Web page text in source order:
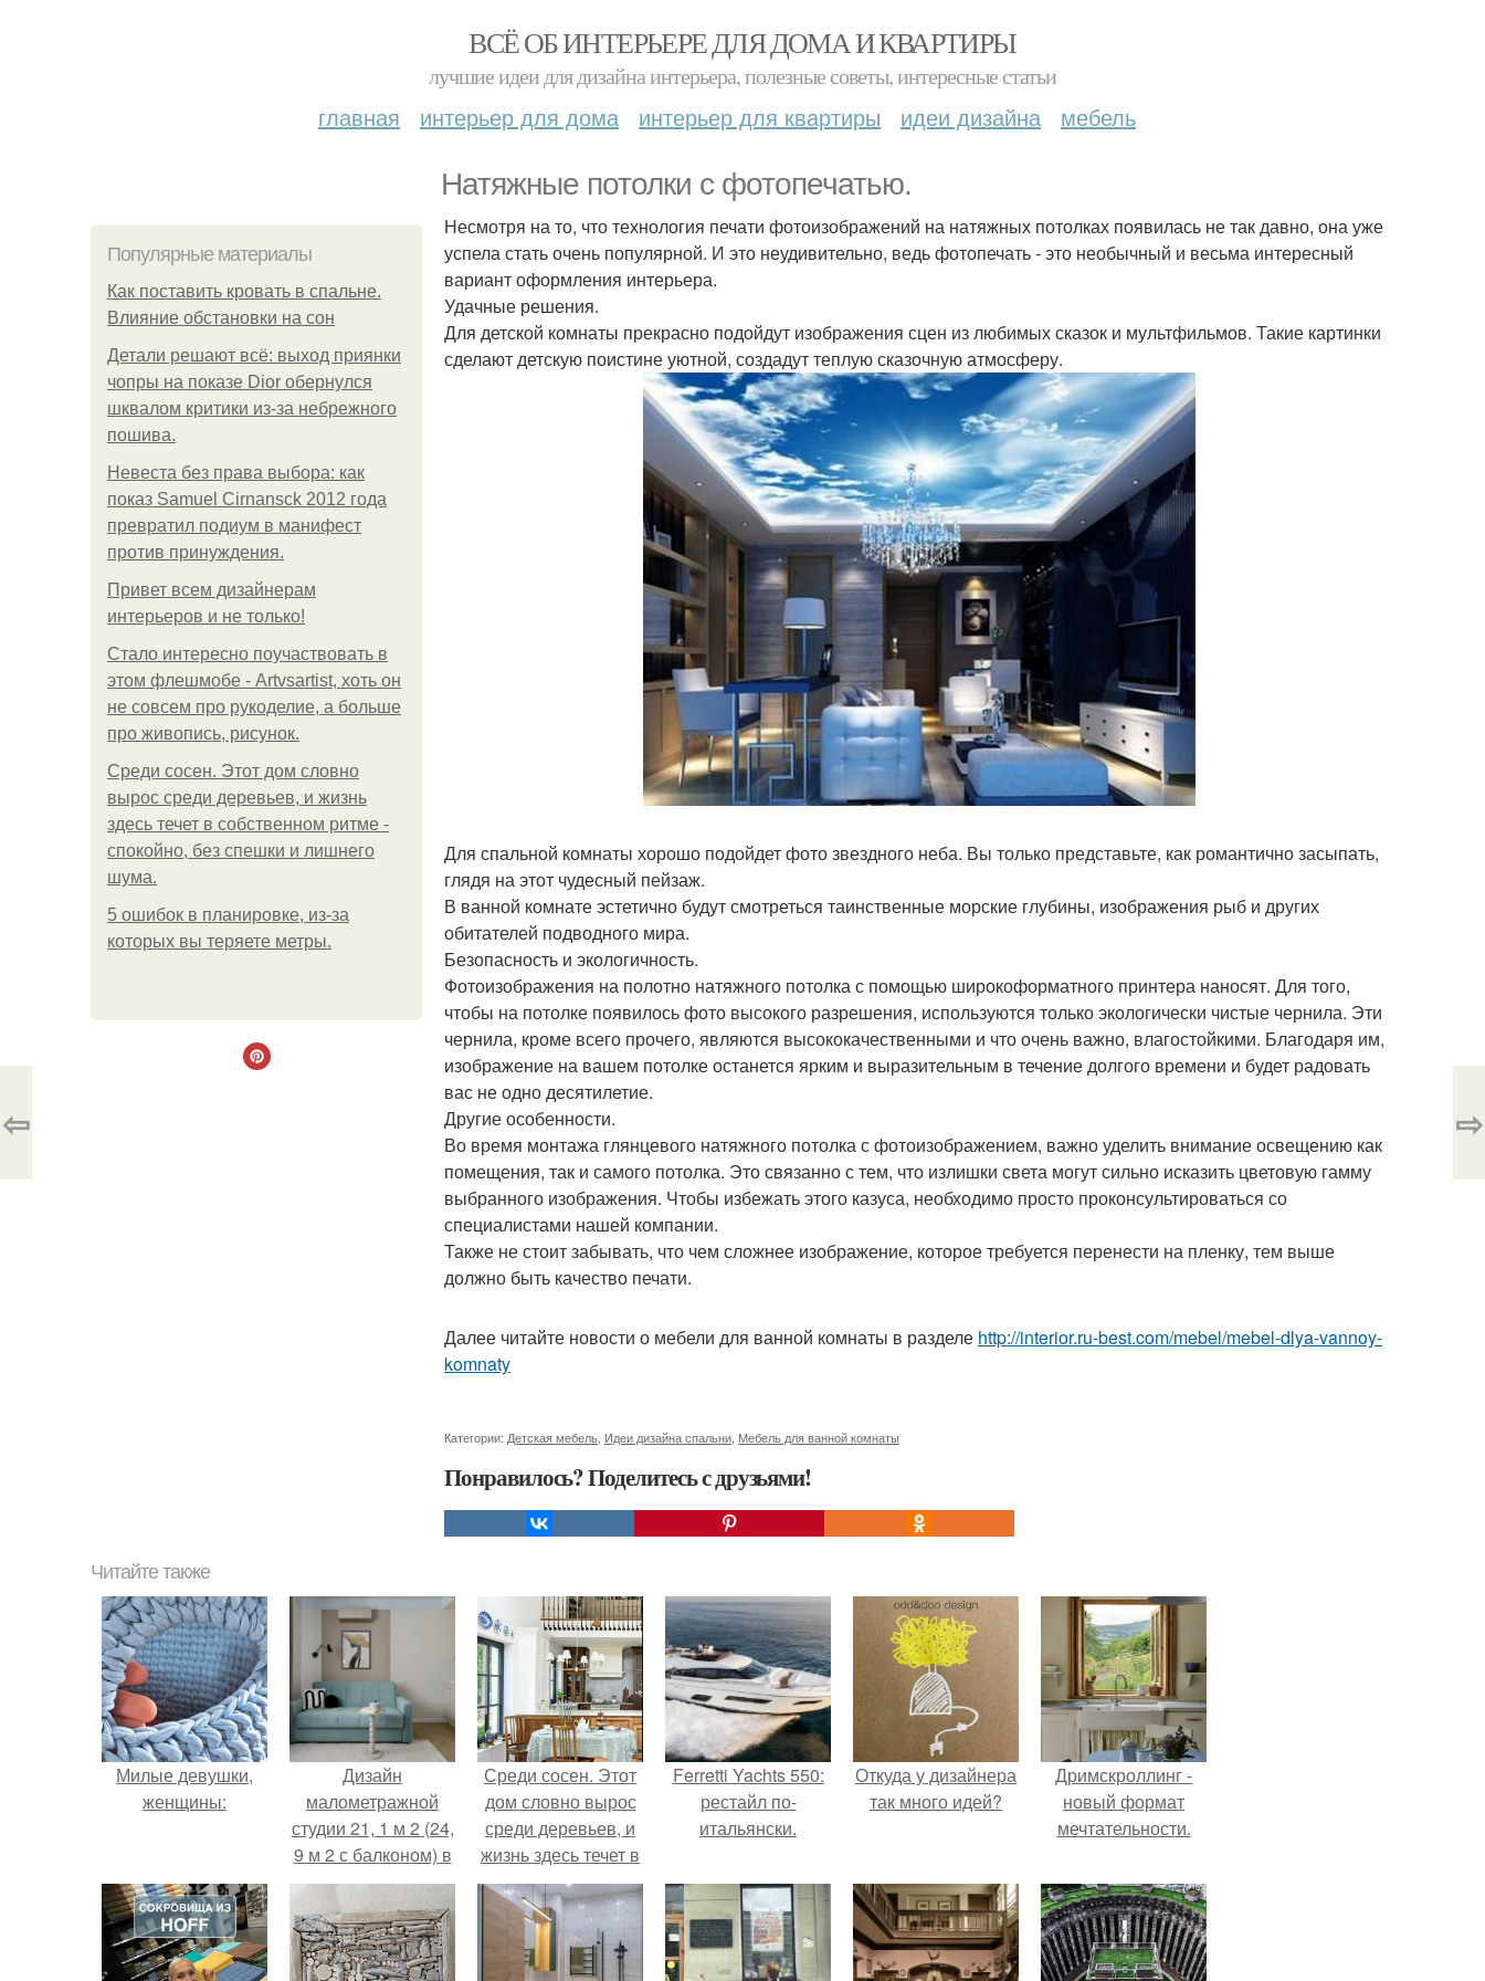
ВСЁ ОБ ИНТЕРЬЕРЕ ДЛЯ ДОМА И КВАРТИРЫ
лучшие идеи для дизайна интерьера, полезные советы, интересные статьи
главная интерьер для дома интерьер для квартиры идеи дизайна мебель
Натяжные потолки с фотопечатью.
Популярные материалы
Как поставить кровать в спальне.
Влияние обстановки на сон
Детали решают всё: выход приянки
чопры на показе Dior обернулся
шквалом критики из-за небрежного
пошива.
Невеста без права выбора: как
показ Samuel Cirnansck 2012 года
превратил подиум в манифест
против принуждения.
Привет всем дизайнерам
интерьеров и не только!
Стало интересно поучаствовать в
этом флешмобе - Artvsartist, хоть он
не совсем про рукоделие, а больше
про живопись, рисунок.
Среди сосен. Этот дом словно
вырос среди деревьев, и жизнь
здесь течет в собственном ритме -
спокойно, без спешки и лишнего
шума.
5 ошибок в планировке, из-за
которых вы теряете метры.
Несмотря на то, что технология печати фотоизображений на натяжных потолках появилась не так давно, она уже
успела стать очень популярной. И это неудивительно, ведь фотопечать - это необычный и весьма интересный
вариант оформления интерьера.
Удачные решения.
Для детской комнаты прекрасно подойдут изображения сцен из любимых сказок и мультфильмов. Такие картинки
сделают детскую поистине уютной, создадут теплую сказочную атмосферу.
Для спальной комнаты хорошо подойдет фото звездного неба. Вы только представьте, как романтично засыпать,
глядя на этот чудесный пейзаж.
В ванной комнате эстетично будут смотреться таинственные морские глубины, изображения рыб и других
обитателей подводного мира.
Безопасность и экологичность.
Фотоизображения на полотно натяжного потолка с помощью широкоформатного принтера наносят. Для того,
чтобы на потолке появилось фото высокого разрешения, используются только экологически чистые чернила. Эти
чернила, кроме всего прочего, являются высококачественными и что очень важно, влагостойкими. Благодаря им,
изображение на вашем потолке останется ярким и выразительным в течение долгого времени и будет радовать
вас не одно десятилетие.
Другие особенности.
Во время монтажа глянцевого натяжного потолка с фотоизображением, важно уделить внимание освещению как
помещения, так и самого потолка. Это связанно с тем, что излишки света могут сильно исказить цветовую гамму
выбранного изображения. Чтобы избежать этого казуса, необходимо просто проконсультироваться со
специалистами нашей компании.
Также не стоит забывать, что чем сложнее изображение, которое требуется перенести на пленку, тем выше
должно быть качество печати.
Далее читайте новости о мебели для ванной комнаты в разделе http://interior.ru-best.com/mebel/mebel-dlya-vannoy-
komnaty
Категории: Детская мебель Идеи дизайна спальни Мебель для ванной комнаты
Понравилось? Поделитесь с друзьями!
⇦ ⇨
Читайте также
Милые девушки,
женщины:
Дизайн
малометражной
студии 21, 1 м 2 (24,
9 м 2 с балконом) в
Краснодаре.
Среди сосен. Этот
дом словно вырос
среди деревьев, и
жизнь здесь течет в
собственном ритме
- спокойно, без
спешки и лишнего
шума.
Ferretti Yachts 550:
рестайл по-
итальянски.
Откуда у дизайнера
так много идей?
Дримскроллинг -
новый формат
мечтательности.